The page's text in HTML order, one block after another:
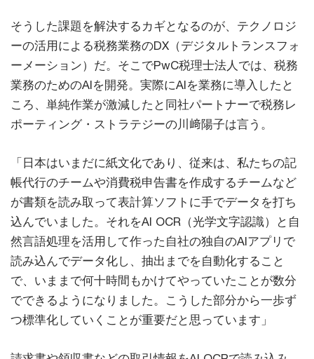
そうした課題を解決するカギとなるのが、テクノロジ
ーの活用による税務業務のDX（デジタルトランスフォ
ーメーション）だ。そこでPwC税理士法人では、税務
業務のためのAIを開発。実際にAIを業務に導入したと
ころ、単純作業が激減したと同社パートナーで税務レ
ポーティング・ストラテジーの川﨑陽子は言う。
「日本はいまだに紙文化であり、従来は、私たちの記
帳代行のチームや消費税申告書を作成するチームなど
が書類を読み取って表計算ソフトに手でデータを打ち
込んでいました。それをAI OCR（光学文字認識）と自
然言語処理を活用して作った自社の独自のAIアプリで
読み込んでデータ化し、抽出までを自動化すること
で、いままで何十時間もかけてやっていたことが数分
でできるようになりました。こうした部分から一歩ず
つ標準化していくことが重要だと思っています」